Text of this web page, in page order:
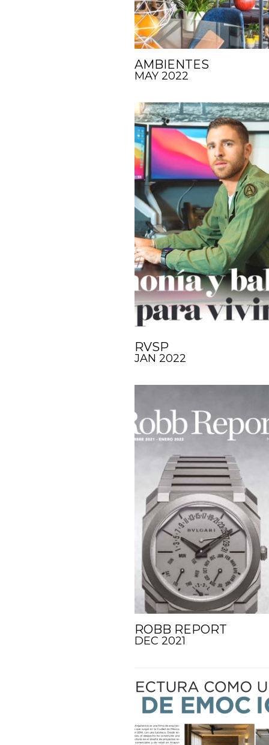
AMBIENTES
MAY 2022
RVSP
JAN 2022
ROBB REPORT
DEC 2021